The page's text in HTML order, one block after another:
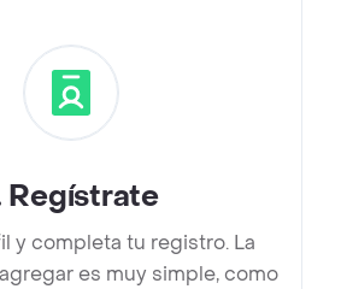
Regístrate
y completa tu registro. La
es muy simple, como